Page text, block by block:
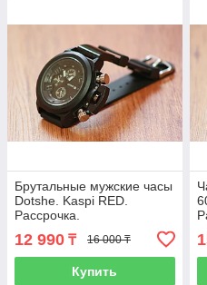
Брутальные мужские часы
Dotshe. Kaspi RED.
Рассрочка.
12 990 ₸ 16 000 ₸
Купить